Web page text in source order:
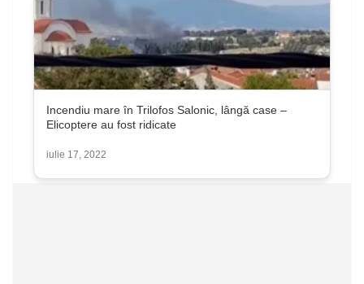
Incendiu mare în Trilofos Salonic, lângă case –
Elicoptere au fost ridicate
iulie 17, 2022